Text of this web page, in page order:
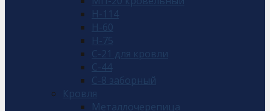
Н-114
Н-60
Н-75
С-21 для кровли
С-44
С-8 заборный
Кровля
Металлочерепица